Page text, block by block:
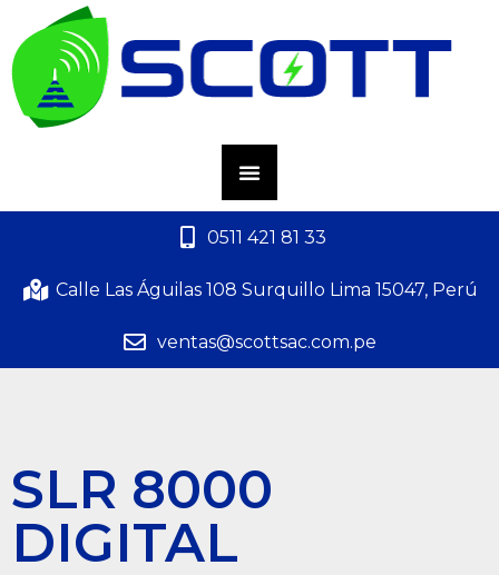
0511 421 81 33
Calle Las Águilas 108 Surquillo Lima 15047, Perú
ventas@scottsac.com.pe
SLR 8000
DIGITAL